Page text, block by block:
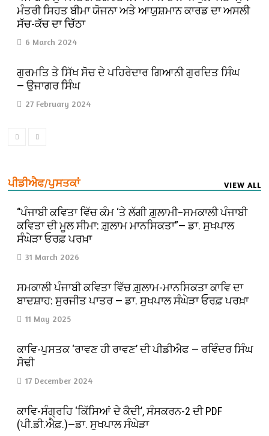
ਮੰਤਰੀ ਸਿਹਤ ਬੀਮਾ ਯੋਜਨਾ ਅਤੇ ਆਯੁਸ਼ਮਾਨ ਕਾਰਡ ਦਾ ਅਸਲੀ
ਸੱਚ-ਕੱਚ ਦਾ ਚਿੱਠਾ
6 March 2024
ਗੁਰਮਤਿ ਤੇ ਸਿੱਖ ਸੋਚ ਦੇ ਪਹਿਰੇਦਾਰ ਗਿਆਨੀ ਗੁਰਦਿਤ ਸਿੰਘ
— ਉਜਾਗਰ ਸਿੰਘ
27 February 2024
ਪੀਡੀਐਫ/ਪੁਸਤਕਾਂ VIEW ALL
“ਪੰਜਾਬੀ ਕਵਿਤਾ ਵਿੱਚ ਕੰਮ ‘ਤੇ ਲੱਗੀ ਗ਼ੁਲਾਮੀ–ਸਮਕਾਲੀ ਪੰਜਾਬੀ
ਕਵਿਤਾ ਦੀ ਮੂਲ ਸੀਮਾ: ਗ਼ੁਲਾਮ ਮਾਨਸਿਕਤਾ”— ਡਾ. ਸੁਖਪਾਲ
ਸੰਘੇੜਾ ਓਰਫ਼ ਪਰਖ਼ਾ
31 March 2026
ਸਮਕਾਲੀ ਪੰਜਾਬੀ ਕਵਿਤਾ ਵਿੱਚ ਗ਼ੁਲਾਮ-ਮਾਨਸਿਕਤਾ ਕਾਵਿ ਦਾ
ਬਾਦਸ਼ਾਹ: ਸੁਰਜੀਤ ਪਾਤਰ — ਡਾ. ਸੁਖਪਾਲ ਸੰਘੇੜਾ ਓਰਫ਼ ਪਰਖ਼ਾ
11 May 2025
ਕਾਵਿ-ਪੁਸਤਕ ‘ਰਾਵਣ ਹੀ ਰਾਵਣ’ ਦੀ ਪੀਡੀਐਫ — ਰਵਿੰਦਰ ਸਿੰਘ
ਸੋਢੀ
17 December 2024
ਕਾਵਿ-ਸੰਗ੍ਰਹਿ ‘ਕਿੱਸਿਆਂ ਦੇ ਕੈਦੀ’, ਸੰਸਕਰਨ-2 ਦੀ PDF
(ਪੀ.ਡੀ.ਐਫ਼.)—ਡਾ. ਸੁਖਪਾਲ ਸੰਘੇੜਾ